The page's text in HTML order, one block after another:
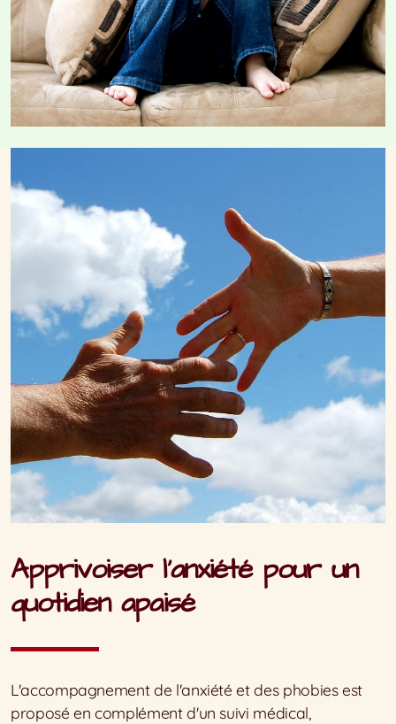
Apprivoiser l'anxiété pour un
quotidien apaisé
L'accompagnement de l'anxiété et des phobies est
proposé en complément d'un suivi médical,